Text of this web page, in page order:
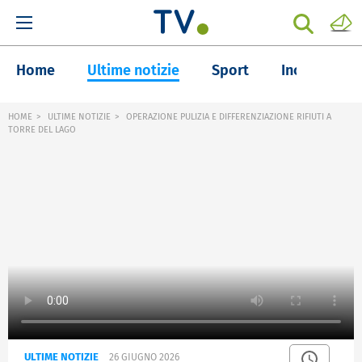
Home Ultime notizie Sport Inchieste
HOME ULTIME NOTIZIE
OPERAZIONE PULIZIA E DIFFERENZIAZIONE RIFIUTI A
TORRE DEL LAGO
ULTIME NOTIZIE 26 GIUGNO 2026